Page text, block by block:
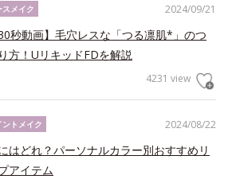
2024/09/21
スメイク
30秒動画】毛穴レスな「つる凛肌*」のつ
方！UリキッドFDを解説
4231 view
2024/08/22
ントメイク
はどれ？パーソナルカラー別おすすめリ
アイテム